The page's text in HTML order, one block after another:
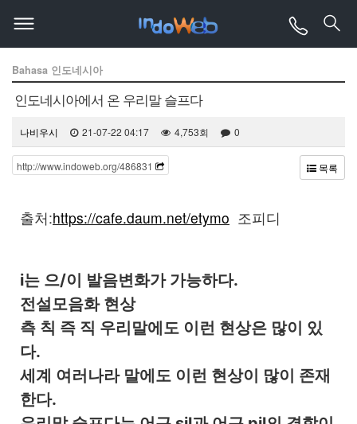
Bahasa 인도네시아
인도네시아에서 온 우리말 슬프다
나비우시 21-07-22 04:17 4,753회 0
http://www.indoweb.org/486831 목록
본문
출처:https://cafe.daum.net/etymo 조피디
i는 으/이 발음변화가 가능하다.
전설모음화 현상
측 칙 즉 직 우리말에도 이런 현상은 많이 있
다.
세계 여러나라 말에도 이런 현상이 많이 존재
한다.